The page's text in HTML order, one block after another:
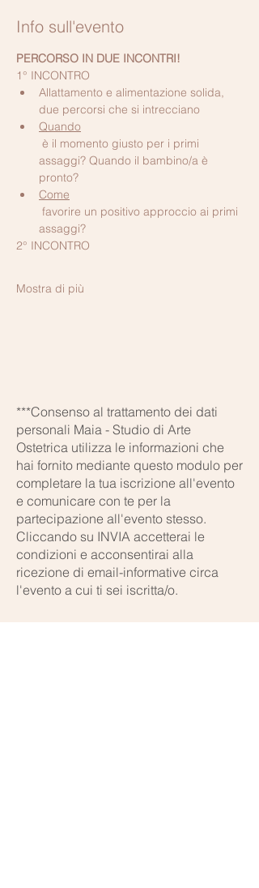
Info sull'evento
PERCORSO IN DUE INCONTRI!
1° INCONTRO
Allattamento e alimentazione solida,
due percorsi che si intrecciano
Quando
è il momento giusto per i primi
assaggi? Quando il bambino/a è
pronto?
Come
favorire un positivo approccio ai primi
assaggi?
2° INCONTRO
Mostra di più
***Consenso al trattamento dei dati
personali Maia - Studio di Arte
Ostetrica utilizza le informazioni che
hai fornito mediante questo modulo per
completare la tua iscrizione all'evento
e comunicare con te per la
partecipazione all'evento stesso.
Cliccando su INVIA accetterai le
condizioni e acconsentirai alla
ricezione di email-informative circa
l'evento a cui ti sei iscritta/o.